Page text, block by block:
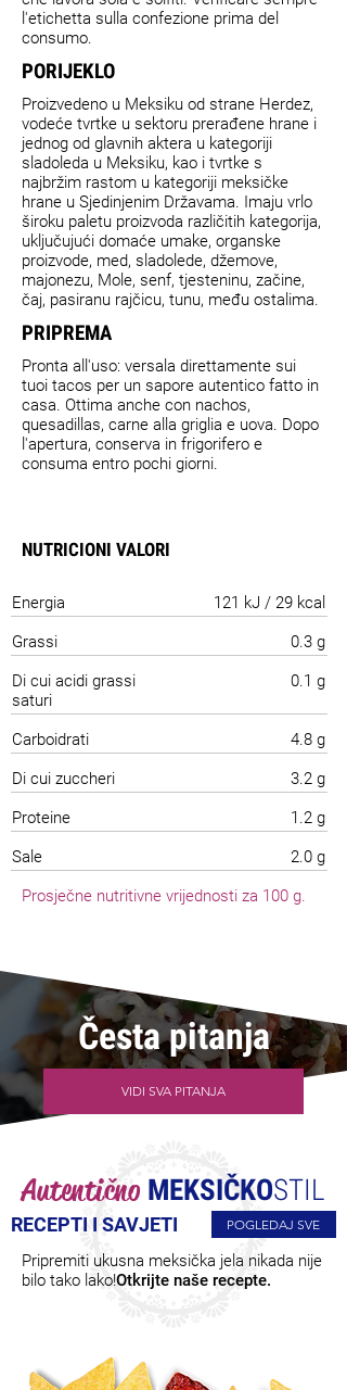
l'etichetta sulla confezione prima del
consumo.
PORIJEKLO
Proizvedeno u Meksiku od strane Herdez,
vodeće tvrtke u sektoru prerađene hrane i
jednog od glavnih aktera u kategoriji
sladoleda u Meksiku, kao i tvrtke s
najbržim rastom u kategoriji meksičke
hrane u Sjedinjenim Državama. Imaju vrlo
široku paletu proizvoda različitih kategorija,
uključujući domaće umake, organske
proizvode, med, sladolede, džemove,
majonezu, Mole, senf, tjesteninu, začine,
čaj, pasiranu rajčicu, tunu, među ostalima.
PRIPREMA
Pronta all'uso: versala direttamente sui
tuoi tacos per un sapore autentico fatto in
casa. Ottima anche con nachos,
quesadillas, carne alla griglia e uova. Dopo
l'apertura, conserva in frigorifero e
consuma entro pochi giorni.
NUTRICIONI VALORI
Energia
121 kJ / 29 kcal
Grassi
0.3 g
Di cui acidi grassi
saturi
0.1 g
Carboidrati
4.8 g
Di cui zuccheri
3.2 g
Proteine
1.2 g
Sale
2.0 g
Prosječne nutritivne vrijednosti za 100 g.
Česta pitanja
VIDI SVA PITANJA
Autentično MEKSIČKOSTIL
RECEPTI I SAVJETI POGLEDAJ SVE
Pripremiti ukusna meksička jela nikada nije
bilo tako lako!Otkrijte naše recepte.